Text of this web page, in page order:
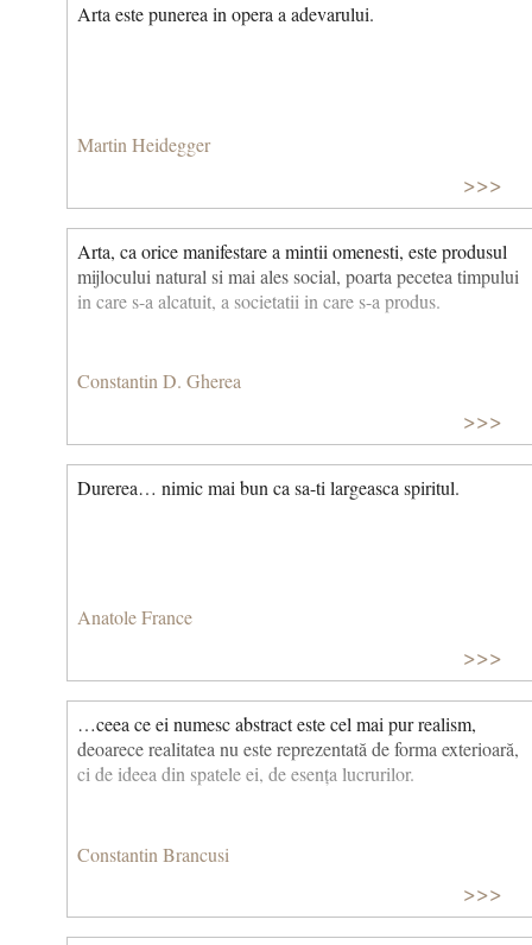
Arta este punerea in opera a adevarului.
Martin Heidegger
>>>
Arta, ca orice manifestare a mintii omenesti, este produsul
mijlocului natural si mai ales social, poarta pecetea timpului
in care s-a alcatuit, a societatii in care s-a produs.
Constantin D. Gherea
>>>
Durerea… nimic mai bun ca sa-ti largeasca spiritul.
Anatole France
>>>
…ceea ce ei numesc abstract este cel mai pur realism,
deoarece realitatea nu este reprezentată de forma exterioară,
ci de ideea din spatele ei, de esența lucrurilor.
Constantin Brancusi
>>>